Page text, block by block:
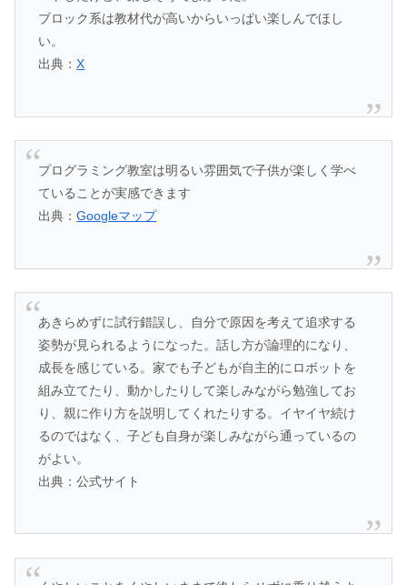
ブロック系は教材代が高いからいっぱい楽しんでほし
い。
出典：X
プログラミング教室は明るい雰囲気で子供が楽しく学べ
ていることが実感できます
出典：Googleマップ
あきらめずに試行錯誤し、自分で原因を考えて追求する
姿勢が見られるようになった。話し方が論理的になり、
成長を感じている。家でも子どもが自主的にロボットを
組み立てたり、動かしたりして楽しみながら勉強してお
り、親に作り方を説明してくれたりする。イヤイヤ続け
るのではなく、子ども自身が楽しみながら通っているの
がよい。
出典：公式サイト